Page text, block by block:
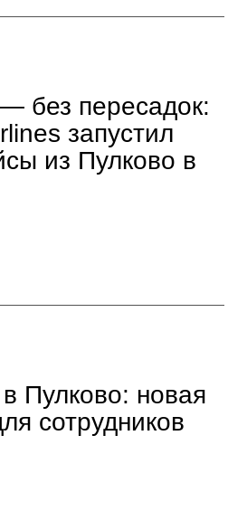
без пересадок:
запустил
из Пулково в
Пулково: новая
сотрудников